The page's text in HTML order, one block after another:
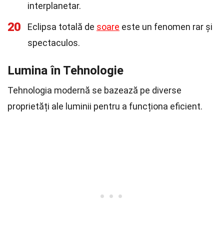
interplanetar.
20 Eclipsa totală de soare este un fenomen rar și
spectaculos.
Lumina în Tehnologie
Tehnologia modernă se bazează pe diverse
proprietăți ale luminii pentru a funcționa eficient.